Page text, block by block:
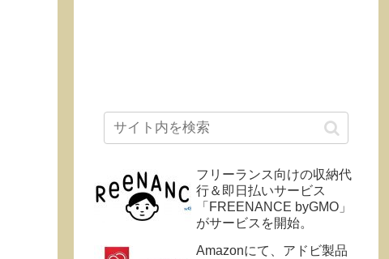
フリーランス向けの収納代
行＆即日払いサービス
「FREENANCE byGMO」
がサービスを開始。
Amazonにて、アドビ製品